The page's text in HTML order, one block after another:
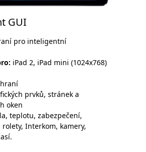
GUI
pro inteligentní
iPad 2, iPad mini (1024x768)
prvků, stránek a
oken
teplotu, zabezpečení,
rolety, Interkom, kamery,